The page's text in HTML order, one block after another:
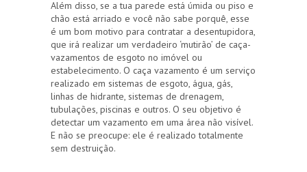
Além disso, se a tua parede está úmida ou piso e
chão está arriado e você não sabe porquê, esse
é um bom motivo para contratar a desentupidora,
que irá realizar um verdadeiro ‘mutirão’ de caça-
vazamentos de esgoto no imóvel ou
estabelecimento. O caça vazamento é um serviço
realizado em sistemas de esgoto, água, gás,
linhas de hidrante, sistemas de drenagem,
tubulações, piscinas e outros. O seu objetivo é
detectar um vazamento em uma área não visível.
E não se preocupe: ele é realizado totalmente
sem destruição.